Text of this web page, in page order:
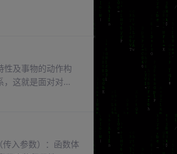
性及事物的动作构
，这就是面对对
入参数）：函数体